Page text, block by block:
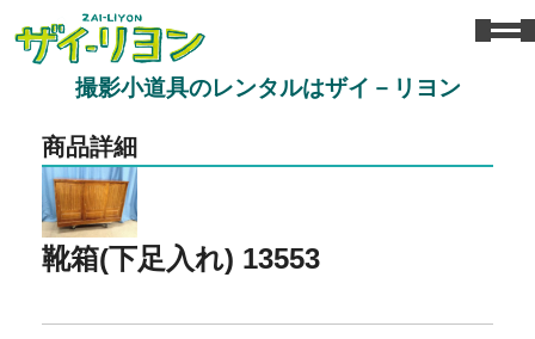
撮影小道具のレンタルはザイ－リヨン
商品詳細
靴箱(下足入れ) 13553